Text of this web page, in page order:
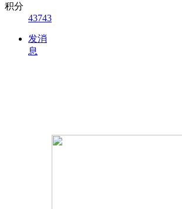
积分
43743
发消
息